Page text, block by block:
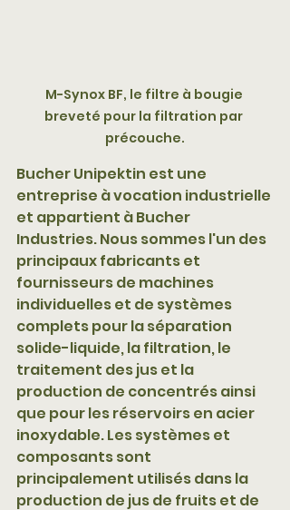
M-Synox BF, le filtre à bougie
breveté pour la filtration par
précouche.
Bucher Unipektin est une
entreprise à vocation industrielle
et appartient à Bucher
Industries. Nous sommes l'un des
principaux fabricants et
fournisseurs de machines
individuelles et de systèmes
complets pour la séparation
solide-liquide, la filtration, le
traitement des jus et la
production de concentrés ainsi
que pour les réservoirs en acier
inoxydable. Les systèmes et
composants sont
principalement utilisés dans la
production de jus de fruits et de